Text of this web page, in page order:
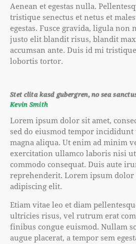
Aenean et egestas nulla.
tristique senectus et netus et
egestas. Fusce gravida, ligula non
justo elit blandit risus, blandit
accumsan ante. Duis id mi
lobortis tortor.
Stet clita kasd gubergren, no sea
Kevin Smith
Lorem ipsum dolor sit amet,
sed do eiusmod tempor
magna aliqua. Ut enim ad minim
exercitation ullamco laboris nisi
commodo consequat. Duis aute
reprehenderit. Lorem ipsum dolor
adipiscing elit.
Etiam vitae leo et diam
ultricies risus, vel rutrum erat
finibus congue euismod. Nullam
augue placerat, a tempor sem